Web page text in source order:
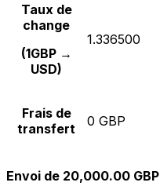
Taux de
change
(1GBP →
USD)
1.336500
Frais de
transfert
0 GBP
Envoi de 20,000.00 GBP